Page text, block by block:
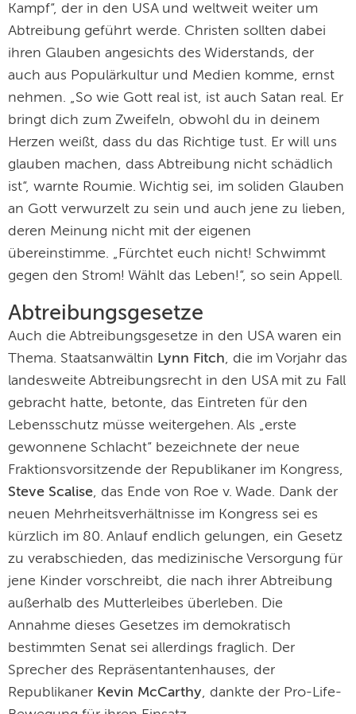
Kampf“, der in den USA und weltweit weiter um
Abtreibung geführt werde. Christen sollten dabei
ihren Glauben angesichts des Widerstands, der
auch aus Populärkultur und Medien komme, ernst
nehmen. „So wie Gott real ist, ist auch Satan real. Er
bringt dich zum Zweifeln, obwohl du in deinem
Herzen weißt, dass du das Richtige tust. Er will uns
glauben machen, dass Abtreibung nicht schädlich
ist“, warnte Roumie. Wichtig sei, im soliden Glauben
an Gott verwurzelt zu sein und auch jene zu lieben,
deren Meinung nicht mit der eigenen
übereinstimme. „Fürchtet euch nicht! Schwimmt
gegen den Strom! Wählt das Leben!“, so sein Appell.
Abtreibungsgesetze
Auch die Abtreibungsgesetze in den USA waren ein
Thema. Staatsanwältin Lynn Fitch, die im Vorjahr das
landesweite Abtreibungsrecht in den USA mit zu Fall
gebracht hatte, betonte, das Eintreten für den
Lebensschutz müsse weitergehen. Als „erste
gewonnene Schlacht“ bezeichnete der neue
Fraktionsvorsitzende der Republikaner im Kongress,
Steve Scalise, das Ende von Roe v. Wade. Dank der
neuen Mehrheitsverhältnisse im Kongress sei es
kürzlich im 80. Anlauf endlich gelungen, ein Gesetz
zu verabschieden, das medizinische Versorgung für
jene Kinder vorschreibt, die nach ihrer Abtreibung
außerhalb des Mutterleibes überleben. Die
Annahme dieses Gesetzes im demokratisch
bestimmten Senat sei allerdings fraglich. Der
Sprecher des Repräsentantenhauses, der
Republikaner Kevin McCarthy, dankte der Pro-Life-